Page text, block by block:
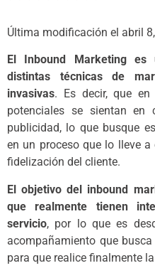
Última modificación el abril
El Inbound Marketing es
distintas técnicas de
invasivas. Es decir, que
potenciales se sientan
publicidad, lo que busque
en un proceso que lo lleve
fidelización del cliente.
El objetivo del inbound
que realmente tienen
servicio, por lo que es
acompañamiento que
para que realice finalmente